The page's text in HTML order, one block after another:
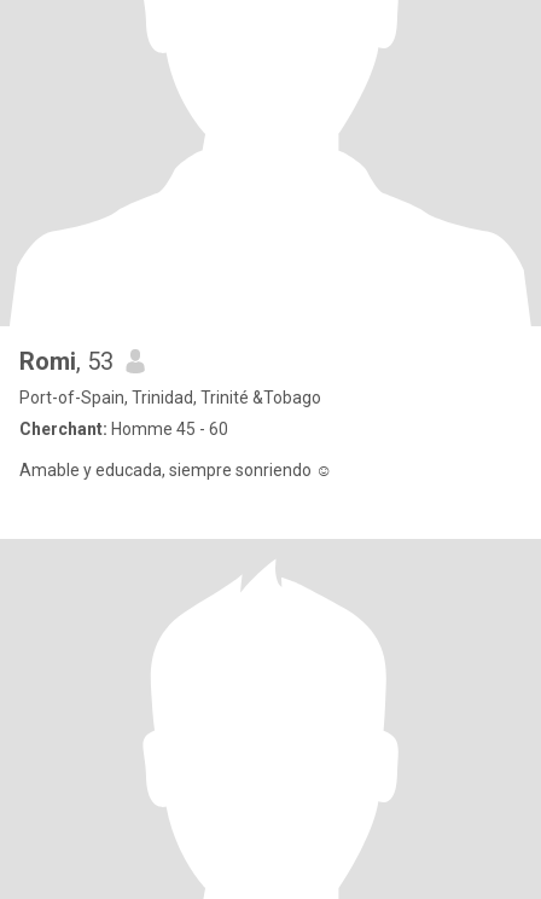
Romi, 53
Port-of-Spain, Trinidad, Trinité &Tobago
Cherchant: Homme 45 - 60
Amable y educada, siempre sonriendo ☺️